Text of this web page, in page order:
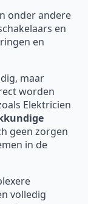
onder andere
en
en
maar
worden
Elektricien
geen zorgen
in de
volledig